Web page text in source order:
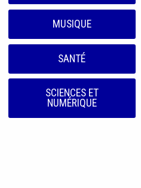
MUSIQUE
SANTÉ
SCIENCES ET
NUMÉRIQUE